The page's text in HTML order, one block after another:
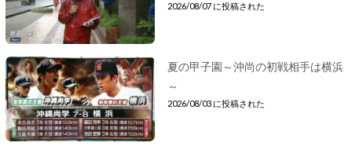
2026/08/07 に投稿された
夏の甲子園～沖尚の初戦相手は横浜
～
2026/08/03 に投稿された